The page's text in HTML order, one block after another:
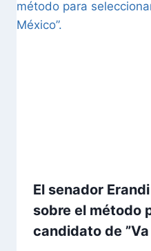
El senador
sobre el método
candidato de